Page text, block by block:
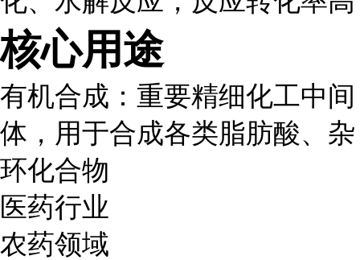
核心用途
有机合成：重要精细化工中间
体，用于合成各类脂肪酸、杂
环化合物
医药行业
农药领域